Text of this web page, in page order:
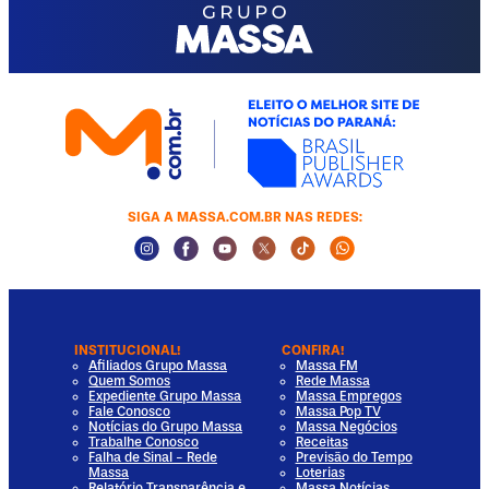
SIGA A MASSA.COM.BR NAS REDES:
Instagram Social Media
Facebook Social Media
Youtube Social Media
Twitter Social Media
Tiktok Social Media
Whatsapp
INSTITUCIONAL!
Afiliados Grupo Massa
Quem Somos
Expediente Grupo Massa
Fale Conosco
Notícias do Grupo Massa
Trabalhe Conosco
Falha de Sinal - Rede
Massa
CONFIRA!
Massa FM
Rede Massa
Massa Empregos
Massa Pop TV
Massa Negócios
Receitas
Previsão do Tempo
Loterias